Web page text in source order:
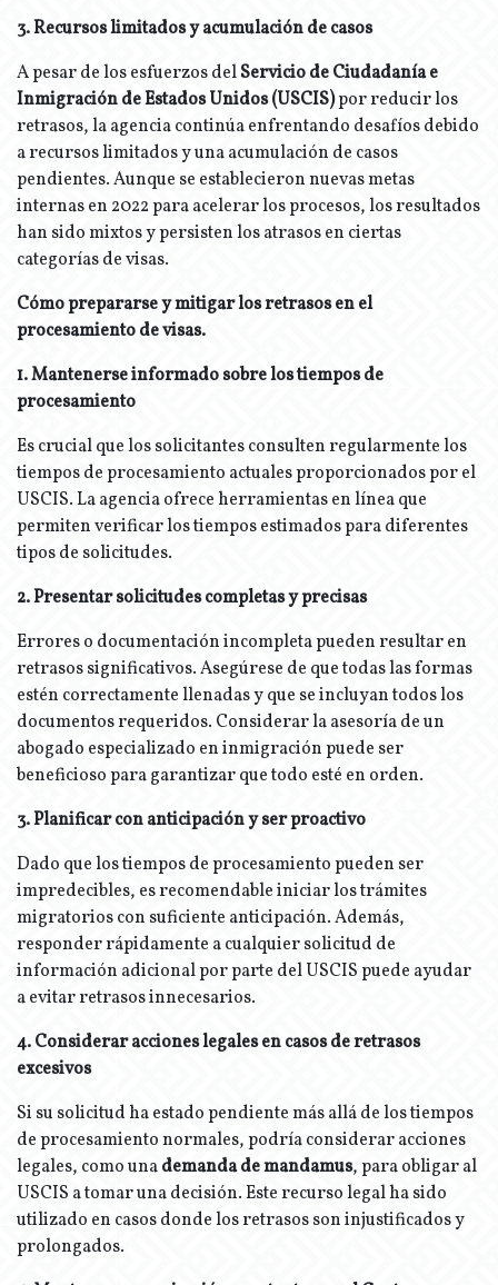
3. Recursos limitados y acumulación de casos
A pesar de los esfuerzos delServicio de Ciudadanía e
Inmigración de Estados Unidos (USCIS)por reducir los
retrasos, la agencia continúa enfrentando desafíos debido
a recursos limitados y una acumulación de casos
pendientes. Aunque se establecieron nuevas metas
internas en 2022 para acelerar los procesos, los resultados
han sido mixtos y persisten los atrasos en ciertas
categorías de visas.
Cómo prepararse y mitigar los retrasos en el
procesamiento de visas.
1. Mantenerse informado sobre los tiempos de
procesamiento
Es crucial que los solicitantes consulten regularmente los
tiempos de procesamiento actuales proporcionados por el
USCIS. La agencia ofrece herramientas en línea que
permiten verificar los tiempos estimados para diferentes
tipos de solicitudes.
2. Presentar solicitudes completas y precisas
Errores o documentación incompleta pueden resultar en
retrasos significativos. Asegúrese de que todas las formas
estén correctamente llenadas y que se incluyan todos los
documentos requeridos. Considerar la asesoría de un
abogado especializado en inmigración puede ser
beneficioso para garantizar que todo esté en orden.
3. Planificar con anticipación y ser proactivo
Dado que los tiempos de procesamiento pueden ser
impredecibles, es recomendable iniciar los trámites
migratorios con suficiente anticipación. Además,
responder rápidamente a cualquier solicitud de
información adicional por parte del USCIS puede ayudar
a evitar retrasos innecesarios.
4. Considerar acciones legales en casos de retrasos
excesivos
Si su solicitud ha estado pendiente más allá de los tiempos
de procesamiento normales, podría considerar acciones
legales, como unademanda de mandamus, para obligar al
USCIS a tomar una decisión. Este recurso legal ha sido
utilizado en casos donde los retrasos son injustificados y
prolongados.